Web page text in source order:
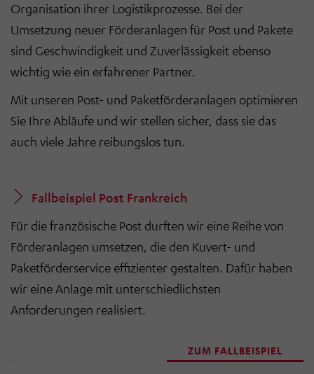
Organisation ihrer Logistikprozesse. Bei der
Umsetzung neuer Förderanlagen für Post und Pakete
sind Geschwindigkeit und Zuverlässigkeit ebenso
wichtig wie ein erfahrener Partner.
Mit unseren Post- und Paketförderanlagen optimieren
Sie Ihre Abläufe und wir stellen sicher, dass sie das
auch viele Jahre reibungslos tun.
Fallbeispiel Post Frankreich
Für die französische Post durften wir eine Reihe von
Förderanlagen umsetzen, die den Kuvert- und
Paketförderservice effizienter gestalten. Dafür haben
wir eine Anlage mit unterschiedlichsten
Anforderungen realisiert.
ZUM FALLBEISPIEL